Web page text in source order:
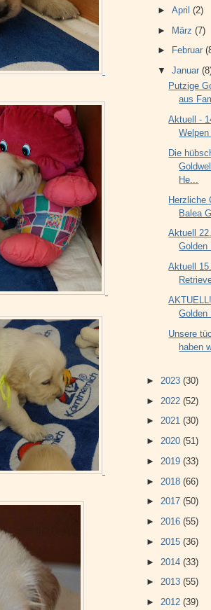
► April (2)
► März (7)
►
Februar
▼ Januar
Putzige
aus
Aktuell -
Die
He...
Herzliche
Balea
Aktuell
Golden
Aktuell
Golden
Unsere
haben
► 2023 (30)
► 2022 (52)
► 2021 (30)
► 2020 (51)
► 2019 (33)
► 2018 (66)
► 2017 (50)
► 2016 (55)
► 2015 (36)
► 2014 (33)
► 2013 (55)
► 2012 (39)